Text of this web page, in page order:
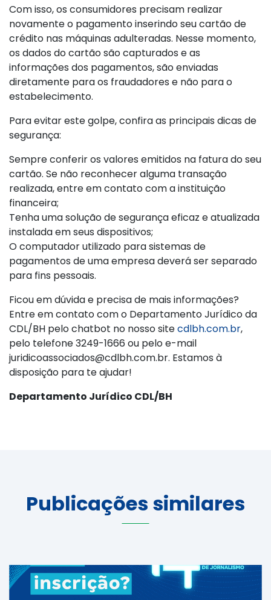
Com isso, os consumidores precisam realizar
novamente o pagamento inserindo seu cartão de
crédito nas máquinas adulteradas. Nesse momento,
os dados do cartão são capturados e as
informações dos pagamentos, são enviadas
diretamente para os fraudadores e não para o
estabelecimento.
Para evitar este golpe, confira as principais dicas de
segurança:
Sempre conferir os valores emitidos na fatura do seu
cartão. Se não reconhecer alguma transação
realizada, entre em contato com a instituição
financeira;
Tenha uma solução de segurança eficaz e atualizada
instalada em seus dispositivos;
O computador utilizado para sistemas de
pagamentos de uma empresa deverá ser separado
para fins pessoais.
Ficou em dúvida e precisa de mais informações?
Entre em contato com o Departamento Jurídico da
CDL/BH pelo chatbot no nosso sitecdlbh.com.br,
pelo telefone 3249-1666 ou pelo e-mail
juridicoassociados@cdlbh.com.br. Estamos à
disposição para te ajudar!
Departamento Jurídico CDL/BH
Publicações similares